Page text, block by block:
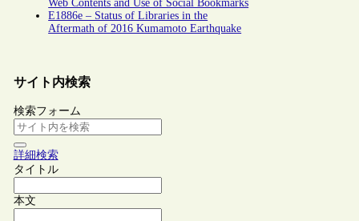
Web Contents and Use of Social Bookmarks
E1886e – Status of Libraries in the
Aftermath of 2016 Kumamoto Earthquake
サイト内検索
検索フォーム
詳細検索
タイトル
本文